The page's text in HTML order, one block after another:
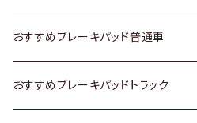
日産
いすゞ
スズキ
日産
スズキ
日産
トヨタ
ホンダ
おすすめブレーキパッド普通車
トヨタ
おすすめブレーキパッドトラック